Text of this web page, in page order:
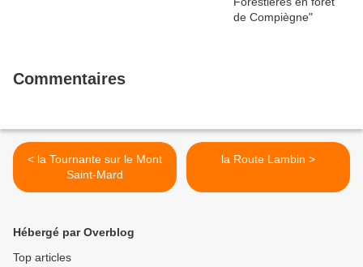
Commentaires
< la Tournante sur le Mont
Saint-Mard
la Route Lambin >
Hébergé par Overblog
Top articles